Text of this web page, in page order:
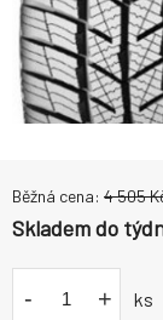
Běžná cena: 4 505
Skladem do
- + ks